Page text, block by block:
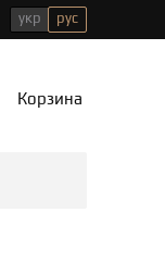
укр рус
Корзина